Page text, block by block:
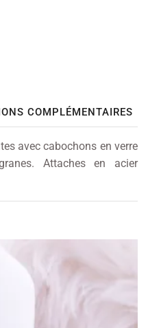
COMPLÉMENTAIRES
avec cabochons en verre
Attaches en acier